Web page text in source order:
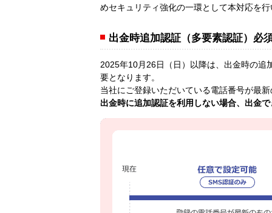
めセキュリティ強化の一環として本対応を
出金時追加認証（多要素認証）必
2025年10月26日（日）以降は、出金時の追
要となります。
当社にご登録いただいている電話番号が最
出金時に追加認証を利用しない場合、出金